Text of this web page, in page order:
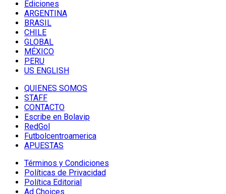
Ediciones
ARGENTINA
BRASIL
CHILE
GLOBAL
MÉXICO
PERU
US ENGLISH
QUIENES SOMOS
STAFF
CONTACTO
Escribe en Bolavip
RedGol
Futbolcentroamerica
APUESTAS
Términos y Condiciones
Políticas de Privacidad
Política Editorial
Ad Choices